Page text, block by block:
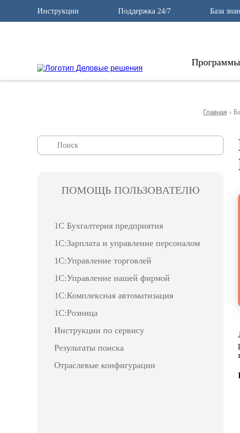
Инструкции Поддержка 24/7 База
Главная ›
ПОМОЩЬ ПОЛЬЗОВАТЕЛЮ
1С Бухгалтерия предприятия
1С:Зарплата и управление персоналом
1С:Управление торговлей
1С:Управление нашей фирмой
1С:Комплексная автоматизация
1С:Розница
Инструкции по сервису
Результаты поиска
Отраслевые конфигурации